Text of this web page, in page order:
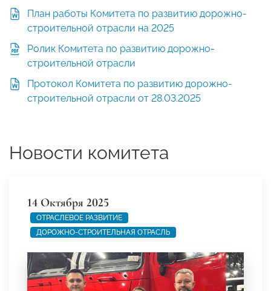
План работы Комитета по развитию дорожно-
строительной отрасли на 2025
Ролик Комитета по развитию дорожно-
строительной отрасли
Протокол Комитета по развитию дорожно-
строительной отрасли от 28.03.2025
Новости комитета
14 Октября 2025
ОТРАСЛЕВОЕ РАЗВИТИЕ
ДОРОЖНО-СТРОИТЕЛЬНАЯ ОТРАСЛЬ